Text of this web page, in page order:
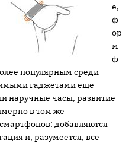
е,
ф
ор
м-
ф
популярным среди
гаджетами еще
наручные часы, развитие
в том же
добавляются
и, разумеется, все